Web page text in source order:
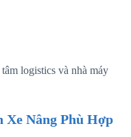
logistics và nhà máy
Xe Nâng Phù Hợp